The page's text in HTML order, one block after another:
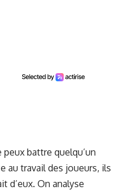
peux battre quelqu’un
au travail des joueurs, ils
d’eux. On analyse